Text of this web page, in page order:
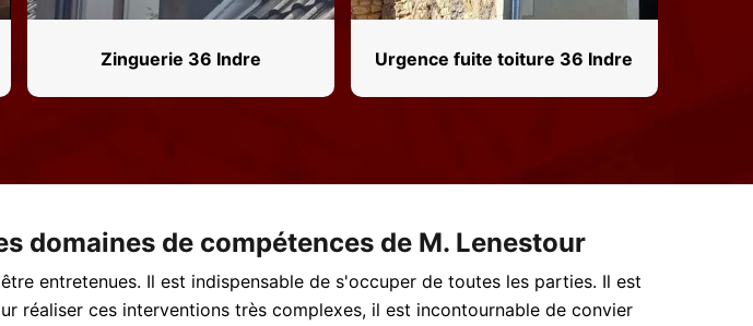
Zinguerie 36 Indre Urgence fuite toiture 36 Indre
domaines de compétences de M. Lenestour
entretenues. Il est indispensable de s'occuper de toutes les parties. Il est
réaliser ces interventions très complexes, il est incontournable de convier